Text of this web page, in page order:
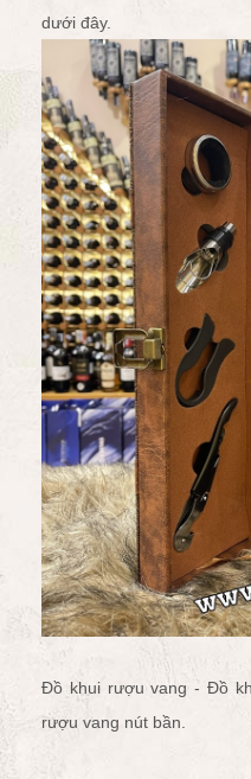
dưới đây.
Đồ khui rượu vang - Đồ
rượu vang nút bần.